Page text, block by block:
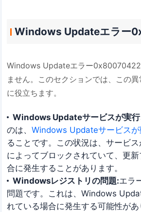
Windows Updateエラー
Windows Updateエラー0x80070422
ません。このセクションでは、この
に役立ちます。
Windows Updateサービスが実行
のは、Windows Updateサービスが
ることです。この状況は、サービ
によってブロックされていて、更
合に発生することがあります。
Windowsレジストリの問題:エラ
問題です。これは、Windows
れている場合に発生する可能性があ